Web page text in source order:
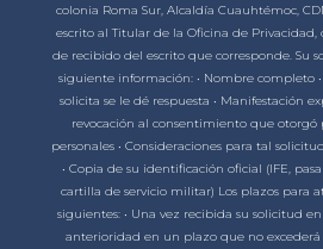
colonia Roma Sur, Alcaldía Cuauhtémoc,
escrito al Titular de la Oficina de
de recibido del escrito que corresponde. Su
siguiente información: • Nombre completo
solicita se le dé respuesta • Manifestación
revocación al consentimiento que otorgó
personales • Consideraciones para tal
• Copia de su identificación oficial (IFE,
cartilla de servicio militar) Los plazos para
siguientes: • Una vez recibida su solicitud
anterioridad en un plazo que no excederá